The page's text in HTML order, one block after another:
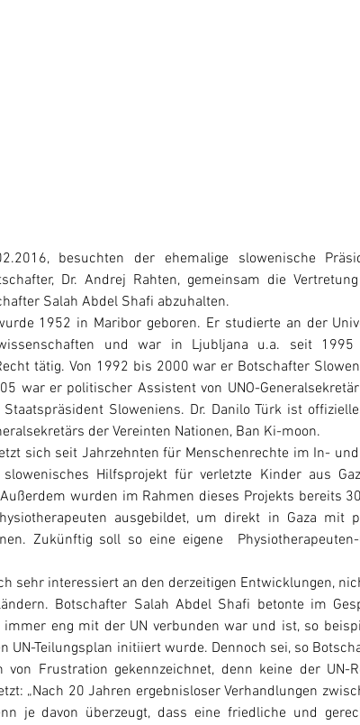
besuchten der ehemalige slowenische
Dr. Andrej Rahten, gemeinsam die
Salah Abdel Shafi abzuhalten.
1952 in Maribor geboren. Er studierte an der
und war in Ljubljana u.a. seit
tätig. Von 1992 bis 2000 war er Botschafter
war er politischer Assistent von UNO-
Sloweniens. Dr. Danilo Türk ist
der Vereinten Nationen, Ban Ki-moon.
sich seit Jahrzehnten für Menschenrechte im In-
Hilfsprojekt für verletzte Kinder aus
wurden im Rahmen dieses Projekts bereits
ausgebildet, um direkt in Gaza mit
Zukünftig soll so eine eigene
sehr interessiert an den derzeitigen Entwicklungen,
Botschafter Salah Abdel Shafi betonte im
immer eng mit der UN verbunden war und ist, so
UN-Teilungsplan initiiert wurde. Dennoch sei, so
von Frustration gekennzeichnet, denn keine der UN-
„Nach 20 Jahren ergebnisloser Verhandlungen
je davon überzeugt, dass eine friedliche und